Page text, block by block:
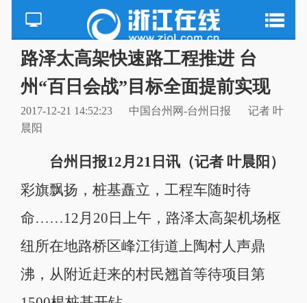
路泽太高架快速路工程推进 台
州“百日会战”目标全面提前实现
2017-12-21 14:52:23 中国台州网-台州日报
记者 叶
晨阳
台州日报12月21日讯（记者 叶晨阳）
彩旗飘扬，桩基矗立，工程车随时待
命……12月20日上午，路泽太高架机场枢
纽所在地路桥区峰江街道上陶村人声鼎
沸，从附近赶来的村民翘首等待项目第